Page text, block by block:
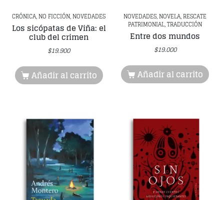
CRÓNICA, NO FICCIÓN, NOVEDADES
Los sicópatas de Viña: el
club del crimen
$19.900
Añadir al carrito
NOVEDADES, NOVELA, RESCATE
PATRIMONIAL, TRADUCCIÓN
Entre dos mundos
$19.000
Añadir al carrito